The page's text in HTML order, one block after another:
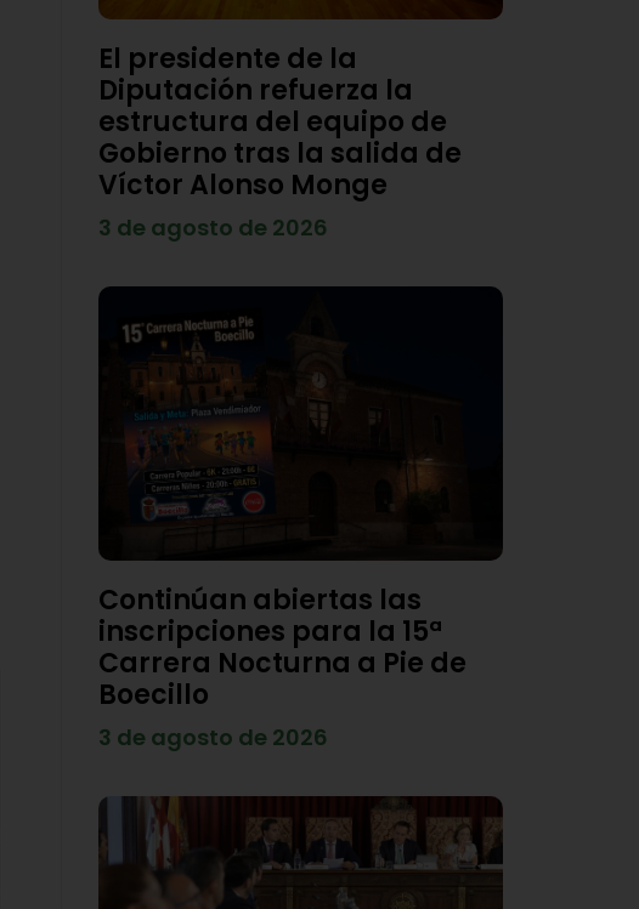
El presidente de la
Diputación refuerza la
estructura del equipo de
Gobierno tras la salida de
Víctor Alonso Monge
3 de agosto de 2026
Continúan abiertas las
inscripciones para la 15ª
Carrera Nocturna a Pie de
Boecillo
3 de agosto de 2026